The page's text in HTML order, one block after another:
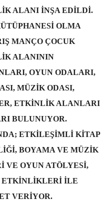
ALANI INŞA EDILDI.
OLMA
MANÇO ÇOCUK
ALANININ
OYUN ODALARI,
MÜZIK ODASI,
ETKINLIK ALANLARI
BULUNUYOR.
ETKILEŞIMLI KITAP
BOYAMA VE MÜZIK
VE OYUN ATÖLYESI,
ETKINLIKLERI ILE
VERIYOR.